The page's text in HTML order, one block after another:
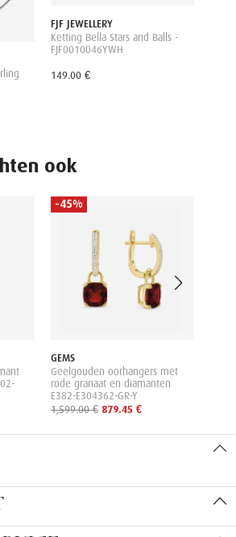
FJF JEWELLERY
Ketting Bella Stars and Balls -
FJF0010046YWH
149.00 €
ook
-45%
GEMS
Geelgouden oorhangers met
rode granaat en diamanten
E382-E304362-GR-Y
1,599.00 € 879.45 €